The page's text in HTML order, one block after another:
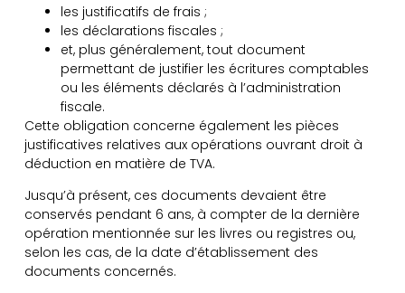
les justificatifs de frais ;
les déclarations fiscales ;
et, plus généralement, tout document
permettant de justifier les écritures comptables
ou les éléments déclarés à l’administration
fiscale.
Cette obligation concerne également les pièces
justificatives relatives aux opérations ouvrant droit à
déduction en matière de TVA.
Jusqu’à présent, ces documents devaient être
conservés pendant 6 ans, à compter de la dernière
opération mentionnée sur les livres ou registres ou,
selon les cas, de la date d’établissement des
documents concernés.